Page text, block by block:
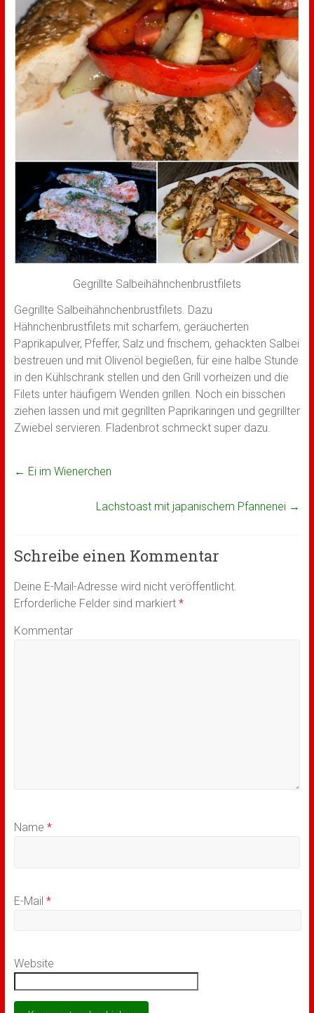
Gegrillte Salbeihähnchenbrustfilets
Gegrillte Salbeihähnchenbrustfilets. Dazu
Hähnchenbrustfilets mit scharfem, geräucherten
Paprikapulver, Pfeffer, Salz und frischem, gehackten Salbei
bestreuen und mit Olivenöl begießen, für eine halbe Stunde
in den Kühlschrank stellen und den Grill vorheizen und die
Filets unter häufigem Wenden grillen. Noch ein bisschen
ziehen lassen und mit gegrillten Paprikaringen und gegrillter
Zwiebel servieren. Fladenbrot schmeckt super dazu.
← Ei im Wienerchen
Lachstoast mit japanischem Pfannenei →
Schreibe einen Kommentar
Deine E-Mail-Adresse wird nicht veröffentlicht.
Erforderliche Felder sind markiert *
Kommentar
Name *
E-Mail *
Website